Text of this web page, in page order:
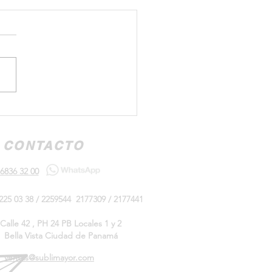
de la
que Cambiarán tu
CONTACTO
6836 32 00
225 03 38 / 2259544 2177309 / 2177441
Calle 42 , PH 24 PB Locales 1 y 2
Bella Vista Ciudad de Panamá
ventas@sublimayor.com